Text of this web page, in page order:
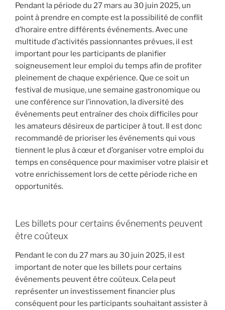
Pendant la période du 27 mars au 30 juin 2025, un
point à prendre en compte est la possibilité de conflit
d’horaire entre différents événements. Avec une
multitude d’activités passionnantes prévues, il est
important pour les participants de planifier
soigneusement leur emploi du temps afin de profiter
pleinement de chaque expérience. Que ce soit un
festival de musique, une semaine gastronomique ou
une conférence sur l’innovation, la diversité des
événements peut entraîner des choix difficiles pour
les amateurs désireux de participer à tout. Il est donc
recommandé de prioriser les événements qui vous
tiennent le plus à cœur et d’organiser votre emploi du
temps en conséquence pour maximiser votre plaisir et
votre enrichissement lors de cette période riche en
opportunités.
Les billets pour certains événements peuvent
être coûteux
Pendant le con du 27 mars au 30 juin 2025, il est
important de noter que les billets pour certains
événements peuvent être coûteux. Cela peut
représenter un investissement financier plus
conséquent pour les participants souhaitant assister à